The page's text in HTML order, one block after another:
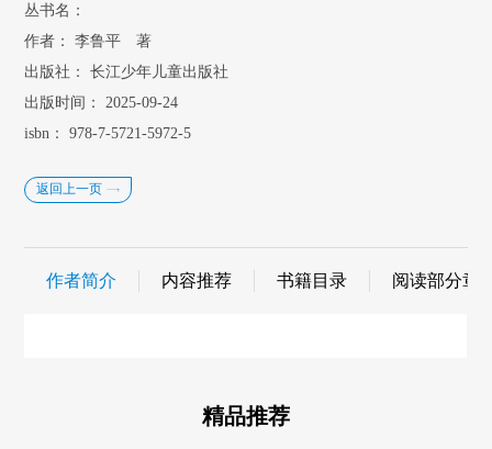
丛书名：
作者：
李鲁平 著
出版社：
长江少年儿童出版社
出版时间：
2025-09-24
isbn：
978-7-5721-5972-5
返回上一页
作者简介 内容推荐 书籍目录 阅读部分章
精品推荐